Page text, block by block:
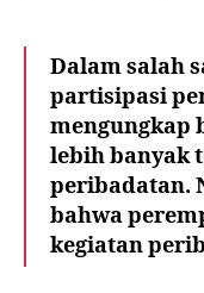
Dalam salah
partisipasi
mengungkap
lebih banyak
peribadatan.
bahwa
kegiatan